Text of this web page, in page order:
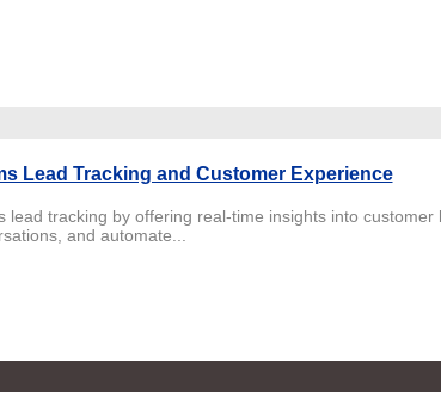
Lead Tracking and Customer Experience
lead tracking by offering real-time insights into
and automate...